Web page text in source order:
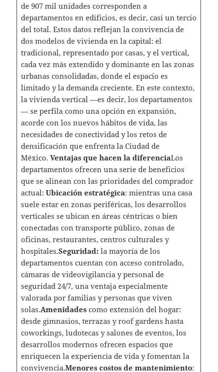
de 907 mil unidades corresponden a
departamentos en edificios, es decir, casi un tercio
del total. Estos datos reflejan la convivencia de
dos modelos de vivienda en la capital: el
tradicional, representado por casas, y el vertical,
cada vez más extendido y dominante en las zonas
urbanas consolidadas, donde el espacio es
limitado y la demanda creciente. En este contexto,
la vivienda vertical —es decir, los departamentos
— se perfila como una opción en expansión,
acorde con los nuevos hábitos de vida, las
necesidades de conectividad y los retos de
densificación que enfrenta la Ciudad de
México. Ventajas que hacen la diferenciaLos
departamentos ofrecen una serie de beneficios
que se alinean con las prioridades del comprador
actual: Ubicación estratégica: mientras una casa
suele estar en zonas periféricas, los desarrollos
verticales se ubican en áreas céntricas o bien
conectadas con transporte público, zonas de
oficinas, restaurantes, centros culturales y
hospitales.Seguridad: la mayoría de los
departamentos cuentan con acceso controlado,
cámaras de videovigilancia y personal de
seguridad 24/7, una ventaja especialmente
valorada por familias y personas que viven
solas.Amenidadescomo extensión del hogar:
desde gimnasios, terrazas y roof gardens hasta
coworkings, ludotecas y salones de eventos, los
desarrollos modernos ofrecen espacios que
enriquecen la experiencia de vida y fomentan la
convivencia.Menores costos de mantenimiento: